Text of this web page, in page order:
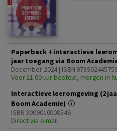
Paperback + interactieve
jaar toegang via Boom
December 2024 | ISBN
Voor 21:00 uur besteld, morgen in
Interactieve leeromgeving (2
Boom Academie)
ISBN 3009010008546
Direct via e-mail